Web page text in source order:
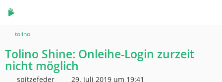
tolino
Tolino Shine: Onleihe-Login zurzeit
nicht möglich
spitzefeder
29. Juli 2019 um 19:41